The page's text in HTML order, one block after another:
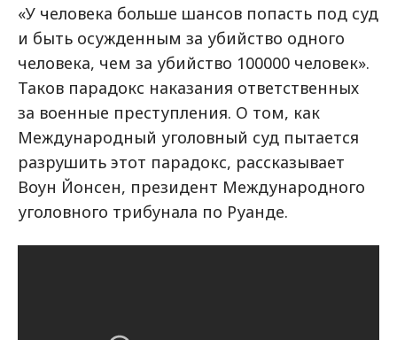
«У человека больше шансов попасть под суд
и быть осужденным за убийство одного
человека, чем за убийство 100000 человек».
Таков парадокс наказания ответственных
за военные преступления. О том, как
Международный уголовный суд пытается
разрушить этот парадокс, рассказывает
Воун Йонсен, президент Международного
уголовного трибунала по Руанде.